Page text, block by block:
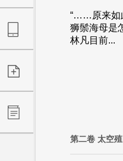
“……原来如
狮鬃海母是
林凡目前...
第二卷 太空